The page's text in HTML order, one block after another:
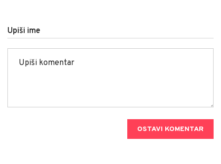
Upiši ime
OSTAVI KOMENTAR